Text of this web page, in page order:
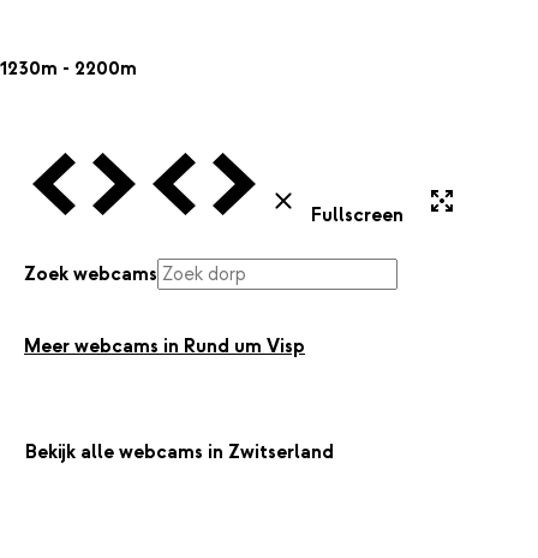
1230m - 2200m
Vorige Webcam
Volgende Webcam
Vorige Webcam
Volgende Webcam
Sluiten
Fullscreen
Zoek webcams
Meer webcams in Rund um Visp
Bekijk alle webcams in Zwitserland